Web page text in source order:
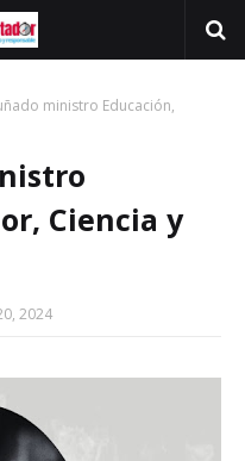
ministro Educación,
Ciencia y
2024